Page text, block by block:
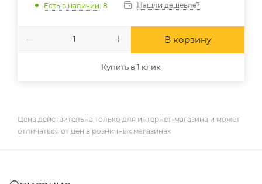
Есть в наличии: 8 Нашли дешевле?
В корзину
Купить в 1 клик
Цена действительна только для интернет-магазина и может
отличаться от цен в розничных магазинах